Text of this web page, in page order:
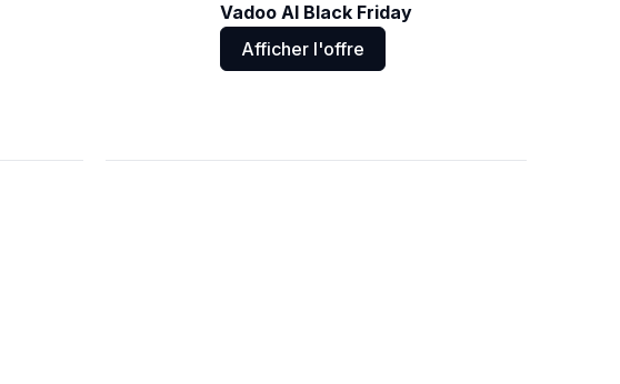
Vadoo AI Black Friday
Afficher l'offre